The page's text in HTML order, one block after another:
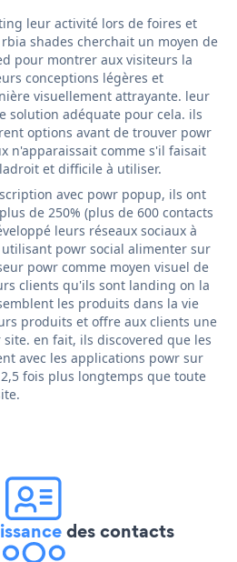
leur activité lors de foires et
shades cherchait un moyen de
pour montrer aux visiteurs la
conceptions légères et
visuellement attrayante. leur
solution adéquate pour cela. ils
options avant de trouver powr
n'apparaissait comme s'il faisait
et difficile à utiliser.
avec powr popup, ils ont
de 250% (plus de 600 contacts
leurs réseaux sociaux à
powr social alimenter sur
powr comme moyen visuel de
clients qu'ils sont landing on la
les produits dans la vie
produits et offre aux clients une
en fait, ils discovered que les
avec les applications powr sur
fois plus longtemps que toute
des contacts